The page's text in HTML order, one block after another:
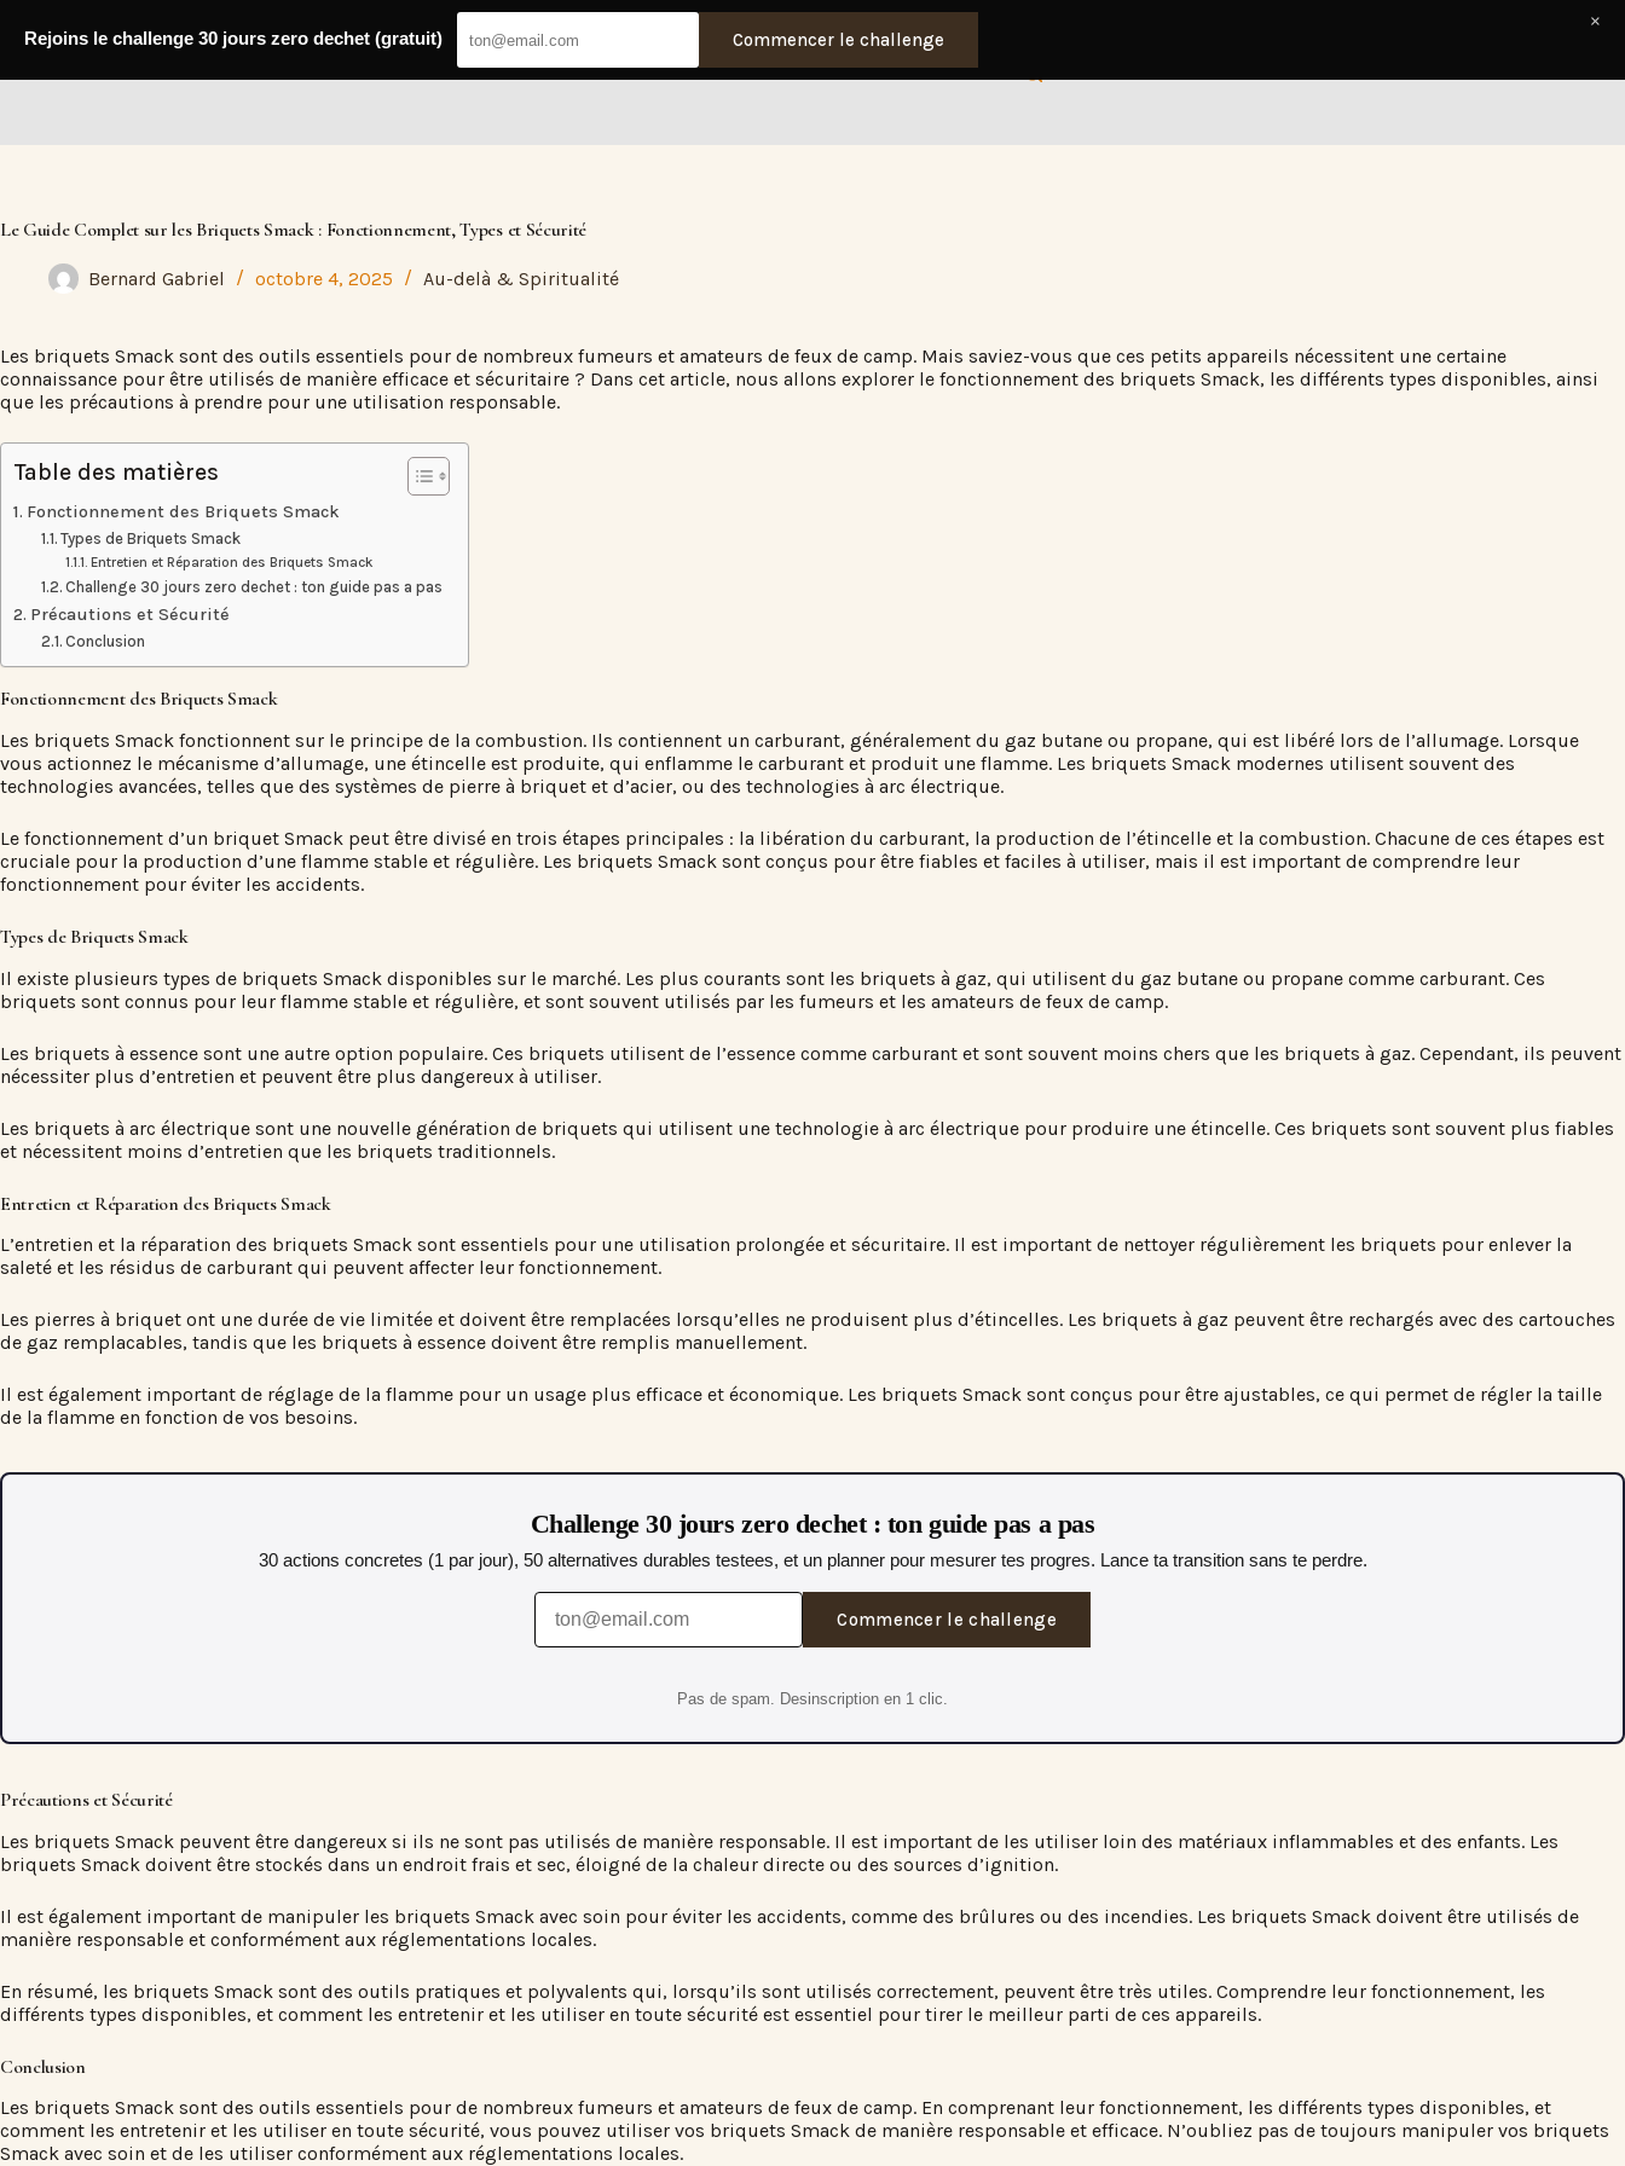
contenu
Le Guide Complet sur les Briquets Smack : Fonctionnement, Types et Sécurité
Bernard Gabriel octobre 4, 2025 Au-delà & Spiritualité
Les briquets Smack sont des outils essentiels pour de nombreux fumeurs et amateurs de feux de camp. Mais saviez-vous que ces petits appareils nécessitent une certaine
connaissance pour être utilisés de manière efficace et sécuritaire ? Dans cet article, nous allons explorer le fonctionnement des briquets Smack, les différents types disponibles, ainsi
que les précautions à prendre pour une utilisation responsable.
Table des matières
Fonctionnement des Briquets Smack
Types de Briquets Smack
Entretien et Réparation des Briquets Smack
Challenge 30 jours zero dechet : ton guide pas a pas
Précautions et Sécurité
Conclusion
Fonctionnement des Briquets Smack
Les briquets Smack fonctionnent sur le principe de la combustion. Ils contiennent un carburant, généralement du gaz butane ou propane, qui est libéré lors de l’allumage. Lorsque
vous actionnez le mécanisme d’allumage, une étincelle est produite, qui enflamme le carburant et produit une flamme. Les briquets Smack modernes utilisent souvent des
technologies avancées, telles que des systèmes de pierre à briquet et d’acier, ou des technologies à arc électrique.
Le fonctionnement d’un briquet Smack peut être divisé en trois étapes principales : la libération du carburant, la production de l’étincelle et la combustion. Chacune de ces étapes est
cruciale pour la production d’une flamme stable et régulière. Les briquets Smack sont conçus pour être fiables et faciles à utiliser, mais il est important de comprendre leur
fonctionnement pour éviter les accidents.
Types de Briquets Smack
Il existe plusieurs types de briquets Smack disponibles sur le marché. Les plus courants sont les briquets à gaz, qui utilisent du gaz butane ou propane comme carburant. Ces
briquets sont connus pour leur flamme stable et régulière, et sont souvent utilisés par les fumeurs et les amateurs de feux de camp.
Les briquets à essence sont une autre option populaire. Ces briquets utilisent de l’essence comme carburant et sont souvent moins chers que les briquets à gaz. Cependant, ils peuvent
nécessiter plus d’entretien et peuvent être plus dangereux à utiliser.
Les briquets à arc électrique sont une nouvelle génération de briquets qui utilisent une technologie à arc électrique pour produire une étincelle. Ces briquets sont souvent plus fiables
et nécessitent moins d’entretien que les briquets traditionnels.
Entretien et Réparation des Briquets Smack
L’entretien et la réparation des briquets Smack sont essentiels pour une utilisation prolongée et sécuritaire. Il est important de nettoyer régulièrement les briquets pour enlever la
saleté et les résidus de carburant qui peuvent affecter leur fonctionnement.
Les pierres à briquet ont une durée de vie limitée et doivent être remplacées lorsqu’elles ne produisent plus d’étincelles. Les briquets à gaz peuvent être rechargés avec des cartouches
de gaz remplacables, tandis que les briquets à essence doivent être remplis manuellement.
Il est également important de réglage de la flamme pour un usage plus efficace et économique. Les briquets Smack sont conçus pour être ajustables, ce qui permet de régler la taille
de la flamme en fonction de vos besoins.
Challenge 30 jours zero dechet : ton guide pas a pas
30 actions concretes (1 par jour), 50 alternatives durables testees, et un planner pour mesurer tes progres. Lance ta transition sans te perdre.
Commencer le challenge
Pas de spam. Desinscription en 1 clic.
Précautions et Sécurité
Les briquets Smack peuvent être dangereux si ils ne sont pas utilisés de manière responsable. Il est important de les utiliser loin des matériaux inflammables et des enfants. Les
briquets Smack doivent être stockés dans un endroit frais et sec, éloigné de la chaleur directe ou des sources d’ignition.
Il est également important de manipuler les briquets Smack avec soin pour éviter les accidents, comme des brûlures ou des incendies. Les briquets Smack doivent être utilisés de
manière responsable et conformément aux réglementations locales.
En résumé, les briquets Smack sont des outils pratiques et polyvalents qui, lorsqu’ils sont utilisés correctement, peuvent être très utiles. Comprendre leur fonctionnement, les
différents types disponibles, et comment les entretenir et les utiliser en toute sécurité est essentiel pour tirer le meilleur parti de ces appareils.
Conclusion
Les briquets Smack sont des outils essentiels pour de nombreux fumeurs et amateurs de feux de camp. En comprenant leur fonctionnement, les différents types disponibles, et
comment les entretenir et les utiliser en toute sécurité, vous pouvez utiliser vos briquets Smack de manière responsable et efficace. N’oubliez pas de toujours manipuler vos briquets
Smack avec soin et de les utiliser conformément aux réglementations locales.
Rejoins le challenge 30 jours zero dechet (gratuit) Commencer le challenge
×